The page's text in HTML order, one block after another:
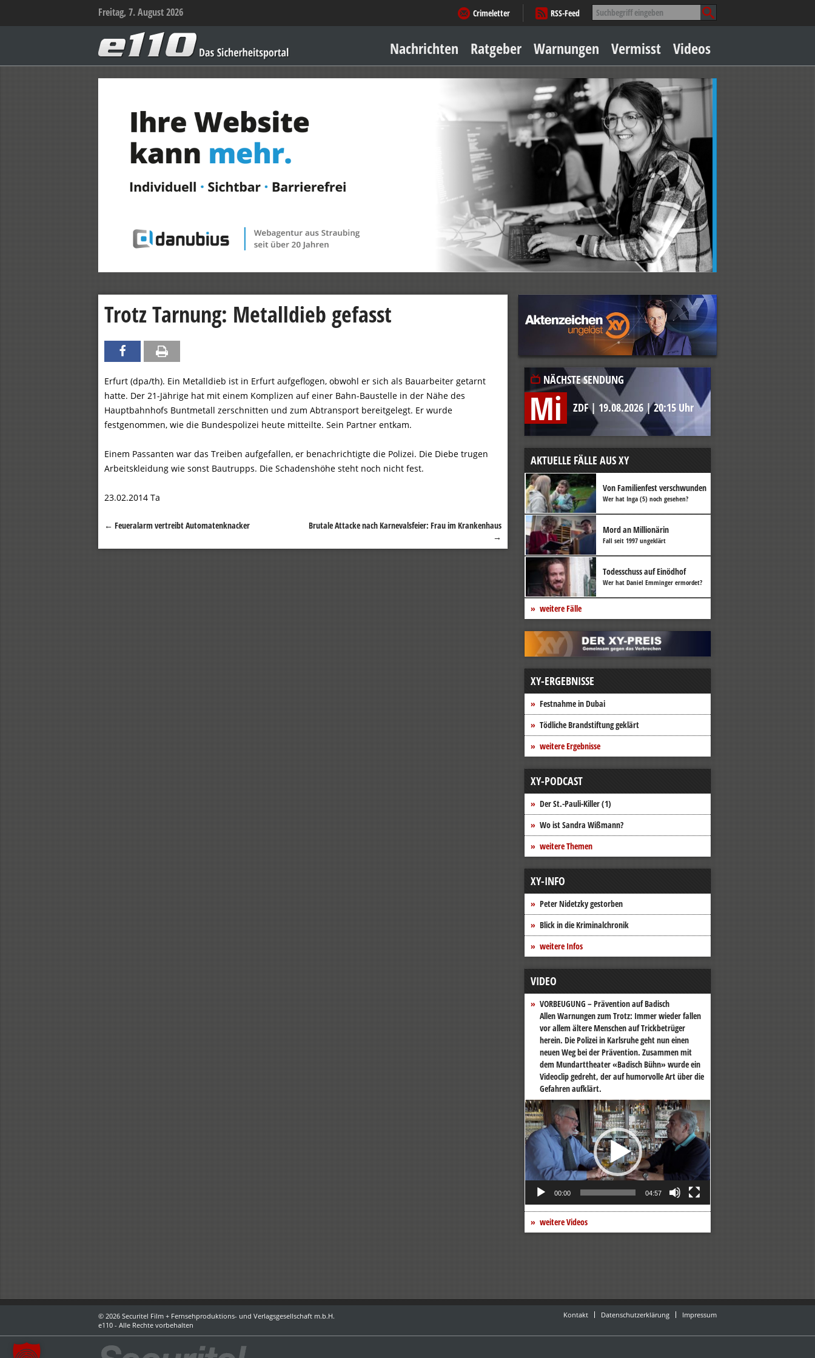
Freitag, 7. August 2026 Suche
nach:
Crimeletter
RSS-Feed
–
Das
Sicherheitsportal
Inhalt
springen
Nachrichten Ratgeber
Sicher zu Hause
Geld & Einkauf
Amore & mehr
Mobiles Leben
Arbeitsleben
Warnungen Vermisst Videos
Trotz Tarnung: Metalldieb gefasst
Erfurt (dpa/th). Ein Metalldieb ist in Erfurt aufgeflogen, obwohl er sich als Bauarbeiter getarnt
hatte. Der 21-Jährige hat mit einem Komplizen auf einer Bahn-Baustelle in der Nähe des
Hauptbahnhofs Buntmetall zerschnitten und zum Abtransport bereitgelegt. Er wurde
festgenommen, wie die Bundespolizei heute mitteilte. Sein Partner entkam.
Einem Passanten war das Treiben aufgefallen, er benachrichtigte die Polizei. Die Diebe trugen
Arbeitskleidung wie sonst Bautrupps. Die Schadenshöhe steht noch nicht fest.
23.02.2014 Ta
Beitragsnavigation
← Feueralarm vertreibt Automatenknacker
Brutale Attacke nach Karnevalsfeier: Frau im Krankenhaus
→
NÄCHSTE SENDUNG
Mi ZDF| 19.08.2026 |20:15 Uhr
AKTUELLE FÄLLE AUS XY
Von Familienfest verschwunden
Wer hat Inga (5) noch gesehen?
Mord an Millionärin
Fall seit 1997 ungeklärt
Todesschuss auf Einödhof
Wer hat Daniel Emminger ermordet?
weitere Fälle
XY-ERGEBNISSE
Festnahme in Dubai
Tödliche Brandstiftung geklärt
weitere Ergebnisse
XY-PODCAST
Der St.-Pauli-Killer (1)
Wo ist Sandra Wißmann?
weitere Themen
XY-INFO
Peter Nidetzky gestorben
Blick in die Kriminalchronik
weitere Infos
VIDEO
VORBEUGUNG – Prävention auf Badisch
Allen Warnungen zum Trotz: Immer wieder fallen
vor allem ältere Menschen auf Trickbetrüger
herein. Die Polizei in Karlsruhe geht nun einen
neuen Weg bei der Prävention. Zusammen mit
dem Mundarttheater «Badisch Bühn» wurde ein
Videoclip gedreht, der auf humorvolle Art über die
Gefahren aufklärt.
Video-
Player
00:00 04:57
weitere Videos
© 2026 Securitel Film + Fernsehproduktions- und Verlagsgesellschaft m.b.H.
e110 - Alle Rechte vorbehalten
Kontakt Datenschutzerklärung Impressum